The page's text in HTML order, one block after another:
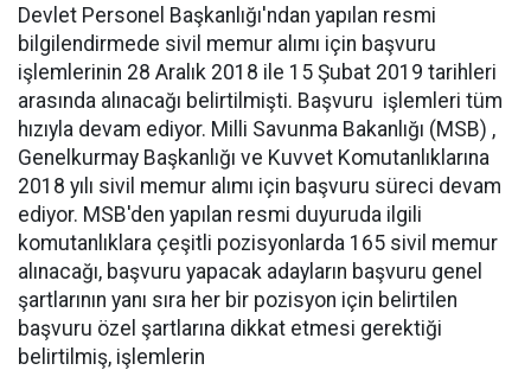
Devlet Personel Başkanlığı'ndan yapılan resmi
bilgilendirmede sivil memur alımı için başvuru
işlemlerinin 28 Aralık 2018 ile 15 Şubat 2019 tarihleri
arasında alınacağı belirtilmişti. Başvuru işlemleri tüm
hızıyla devam ediyor. Milli Savunma Bakanlığı (MSB) ,
Genelkurmay Başkanlığı ve Kuvvet Komutanlıklarına
2018 yılı sivil memur alımı için başvuru süreci devam
ediyor. MSB'den yapılan resmi duyuruda ilgili
komutanlıklara çeşitli pozisyonlarda 165 sivil memur
alınacağı, başvuru yapacak adayların başvuru genel
şartlarının yanı sıra her bir pozisyon için belirtilen
başvuru özel şartlarına dikkat etmesi gerektiği
belirtilmiş, işlemlerin